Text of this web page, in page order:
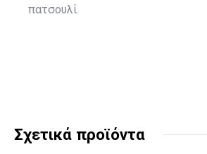
πατσουλί.
Σχετικά προϊόντα